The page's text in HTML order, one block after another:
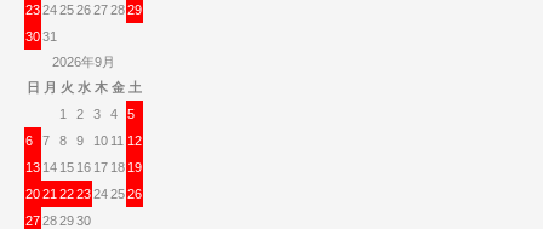
23242526272829
3031
2026年9月
日 月 火 水 木 金 土
1
2 3 4
5
6
7 8 9 10 11 12
13 14 15 16 17 18 19
2021 2223242526
27282930